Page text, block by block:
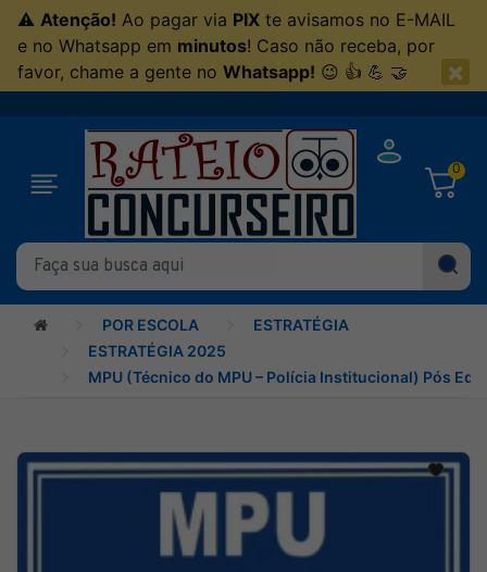
⚠ Atenção! Ao pagar via PIX te avisamos no E-MAIL
e no Whatsapp em minutos! Caso não receba, por
favor, chame a gente no Whatsapp! 😉 👍 💪 🤝 ×
0
POR ESCOLA
ESTRATÉGIA
ESTRATÉGIA 2025
MPU (Técnico do MPU – Polícia Institucional) Pós